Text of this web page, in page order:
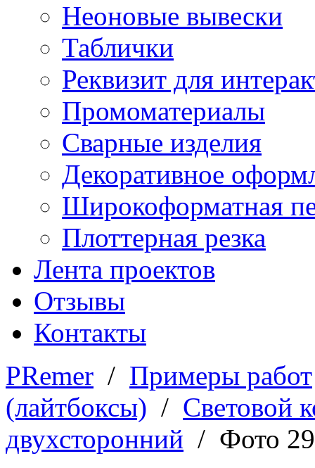
Неоновые вывески
Таблички
Реквизит для
Промоматериалы
Сварные изделия
Декоративное
Широкоформатная
Плоттерная резка
Лента проектов
Отзывы
Контакты
PRemer / Примеры работ
(лайтбоксы) / Световой
двухсторонний / Фото 29